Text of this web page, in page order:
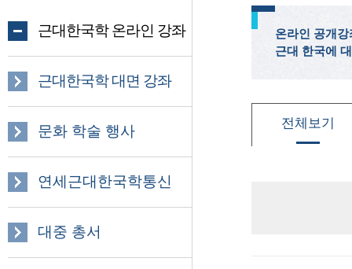
근대한국학 온라인 강좌
근대한국학 대면 강좌
문화 학술 행사
연세근대한국학통신
대중 총서
온라인 공개
근대 한국에
전체보기